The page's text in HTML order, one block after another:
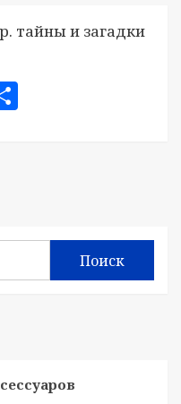
тайны и загадки
Поиск